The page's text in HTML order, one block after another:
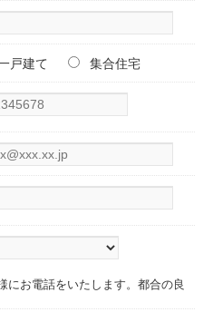
戸建て 集合住宅
お電話をいたします。都合の良